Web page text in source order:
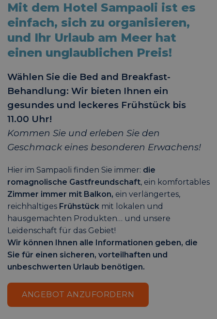
Mit dem Hotel Sampaoli ist es
einfach, sich zu organisieren,
und Ihr Urlaub am Meer hat
einen unglaublichen Preis!
Wählen Sie die Bed and Breakfast-
Behandlung: Wir bieten Ihnen ein
gesundes und leckeres Frühstück bis
11.00 Uhr!
Kommen Sie und erleben Sie den
Geschmack eines besonderen Erwachens!
Hier im Sampaoli finden Sie immer: die
romagnolische Gastfreundschaft, ein komfortables
Zimmer immer mit Balkon, ein verlängertes,
reichhaltiges Frühstück mit lokalen und
hausgemachten Produkten… und unsere
Leidenschaft für das Gebiet!
Wir können Ihnen alle Informationen geben, die
Sie für einen sicheren, vorteilhaften und
unbeschwerten Urlaub benötigen.
ANGEBOT ANZUFORDERN